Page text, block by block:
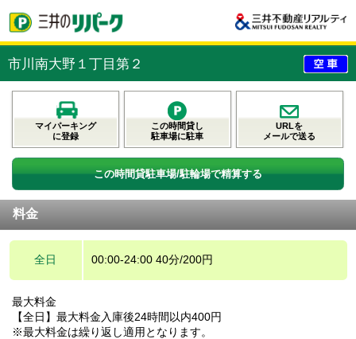
市川南大野１丁目第２
マイパーキング
に登録
この時間貸し
駐車場に駐車
URLを
メールで送る
この時間貸駐車場/駐輪場で精算する
料金
全日 00:00-24:00 40分/200円
最大料金
【全日】最大料金入庫後24時間以内400円
※最大料金は繰り返し適用となります。